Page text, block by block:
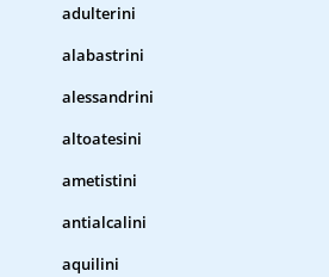
adulterini
alabastrini
alessandrini
altoatesini
ametistini
antialcalini
aquilini